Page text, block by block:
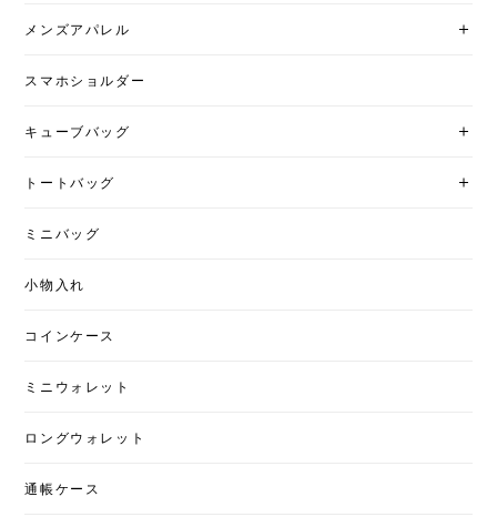
メンズアパレル
スマホショルダー
キューブバッグ
トートバッグ
ミニバッグ
小物入れ
コインケース
ミニウォレット
ロングウォレット
通帳ケース